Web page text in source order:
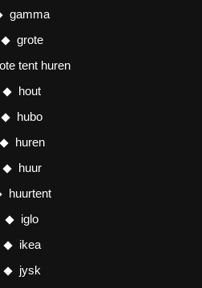
gamma
grote
tent huren
hout
hubo
huren
huur
huurtent
iglo
ikea
jysk